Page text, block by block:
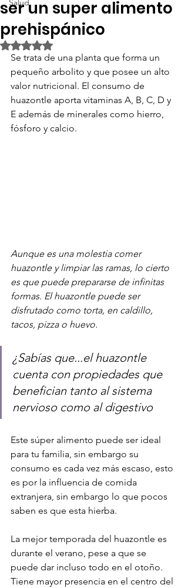
Salud
ser un super alimento
prehispánico
Obtuvo NaN de 5 estrellas.
Se trata de una planta que forma un
pequeño arbolito y que posee un alto
valor nutricional. El consumo de
huazontle aporta vitaminas A, B, C, D y
E además de minerales como hierro,
fósforo y calcio.
Aunque es una molestia comer
huazontle y limpiar las ramas, lo cierto
es que puede prepararse de infinitas
formas. El huazontle puede ser
disfrutado como torta, en caldillo,
tacos, pizza o huevo.
¿Sabías que...el huazontle
cuenta con propiedades que
benefician tanto al sistema
nervioso como al digestivo
Este súper alimento puede ser ideal
para tu familia, sin embargo su
consumo es cada vez más escaso, esto
es por la influencia de comida
extranjera, sin embargo lo que pocos
saben es que esta hierba.
La mejor temporada del huazontle es
durante el verano, pese a que se
puede dar incluso todo en el otoño.
Tiene mayor presencia en el centro del